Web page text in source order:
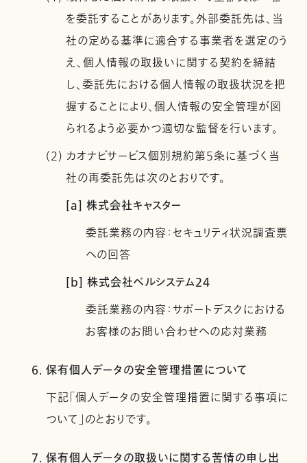
を委託することがあります。外部委託先は、当
社の定める基準に適合する事業者を選定のう
え、個人情報の取扱いに関する契約を締結
し、委託先における個人情報の取扱状況を把
握することにより、個人情報の安全管理が図
られるよう必要かつ適切な監督を行います。
(2) カオナビサービス個別規約第5条に基づく当
社の再委託先は次のとおりです。
[a] 株式会社キャスター
委託業務の内容：セキュリティ状況調査票
への回答
[b] 株式会社ベルシステム24
委託業務の内容：サポートデスクにおける
お客様のお問い合わせへの応対業務
6. 保有個人データの安全管理措置について
下記「個人データの安全管理措置に関する事項に
ついて」のとおりです。
7. 保有個人データの取扱いに関する苦情の申し出